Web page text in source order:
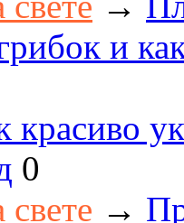
и
красиво
0
→